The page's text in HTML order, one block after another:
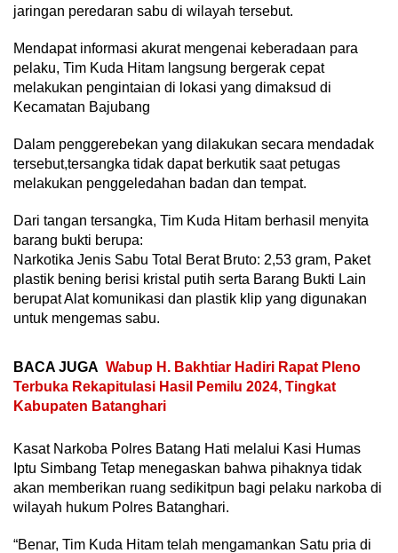
jaringan peredaran sabu di wilayah tersebut.
Mendapat informasi akurat mengenai keberadaan para
pelaku, Tim Kuda Hitam langsung bergerak cepat
melakukan pengintaian di lokasi yang dimaksud di
Kecamatan Bajubang
Dalam penggerebekan yang dilakukan secara mendadak
tersebut,tersangka tidak dapat berkutik saat petugas
melakukan penggeledahan badan dan tempat.
Dari tangan tersangka, Tim Kuda Hitam berhasil menyita
barang bukti berupa:
Narkotika Jenis Sabu Total Berat Bruto: 2,53 gram, Paket
plastik bening berisi kristal putih serta Barang Bukti Lain
berupat Alat komunikasi dan plastik klip yang digunakan
untuk mengemas sabu.
BACA JUGA Wabup H. Bakhtiar Hadiri Rapat Pleno
Terbuka Rekapitulasi Hasil Pemilu 2024, Tingkat
Kabupaten Batanghari
Kasat Narkoba Polres Batang Hati melalui Kasi Humas
Iptu Simbang Tetap menegaskan bahwa pihaknya tidak
akan memberikan ruang sedikitpun bagi pelaku narkoba di
wilayah hukum Polres Batanghari.
“Benar, Tim Kuda Hitam telah mengamankan Satu pria di